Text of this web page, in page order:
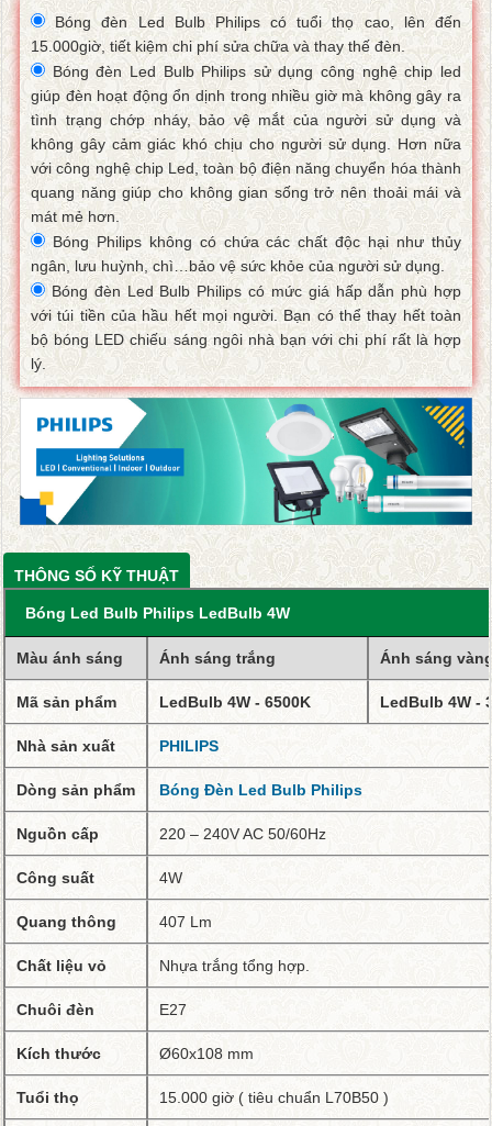
Bóng đèn Led Bulb Philips có tuổi thọ cao, lên đến
15.000giờ, tiết kiệm chi phí sửa chữa và thay thế đèn.
Bóng đèn Led Bulb Philips sử dụng công nghệ chip led
giúp đèn hoạt động ổn dịnh trong nhiều giờ mà không gây ra
tình trạng chớp nháy, bảo vệ mắt của người sử dụng và
không gây cảm giác khó chịu cho người sử dụng. Hơn nữa
với công nghệ chip Led, toàn bộ điện năng chuyển hóa thành
quang năng giúp cho không gian sống trở nên thoải mái và
mát mẻ hơn.
Bóng Philips không có chứa các chất độc hại như thủy
ngân, lưu huỳnh, chì…bảo vệ sức khỏe của người sử dụng.
Bóng đèn Led Bulb Philips có mức giá hấp dẫn phù hợp
với túi tiền của hầu hết mọi người. Bạn có thể thay hết toàn
bộ bóng LED chiếu sáng ngôi nhà bạn với chi phí rất là hợp
lý.
THÔNG SỐ KỸ THUẬT
Bóng Led Bulb Philips LedBulb 4W
Màu ánh sáng Ánh sáng trắng Ánh sáng
Mã sản phẩm LedBulb 4W - 6500K LedBulb 4W -
Nhà sản xuất PHILIPS
Dòng sản phẩm Bóng Đèn Led Bulb Philips
Nguồn cấp 220 – 240V AC 50/60Hz
Công suất 4W
Quang thông 407 Lm
Chất liệu vỏ Nhựa trắng tổng hợp.
Chuôi đèn E27
Kích thước Ø60x108 mm
Tuổi thọ 15.000 giờ ( tiêu chuẩn L70B50 )